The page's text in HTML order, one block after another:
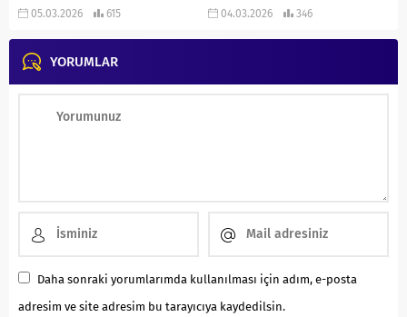
05.03.2026 615 04.03.2026 346
YORUMLAR
Daha sonraki yorumlarımda kullanılması için adım, e-posta
adresim ve site adresim bu tarayıcıya kaydedilsin.